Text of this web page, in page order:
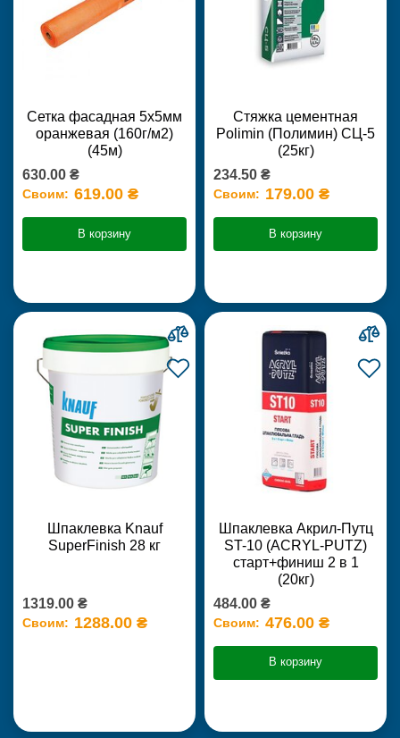
Сетка фасадная 5х5мм
оранжевая (160г/м2)
(45м)
630.00 ₴
Своим: 619.00 ₴
В корзину
Стяжка цементная
Polimin (Полимин) СЦ-5
(25кг)
234.50 ₴
Своим: 179.00 ₴
В корзину
Шпаклевка Knauf
SuperFinish 28 кг
1319.00 ₴
Своим: 1288.00 ₴
Шпаклевка Акрил-Путц
ST-10 (ACRYL-PUTZ)
старт+финиш 2 в 1
(20кг)
484.00 ₴
Своим: 476.00 ₴
В корзину